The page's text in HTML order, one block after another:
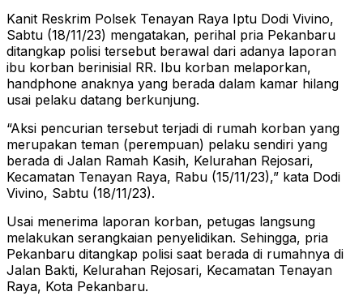
Kanit Reskrim Polsek Tenayan Raya Iptu Dodi Vivino,
Sabtu (18/11/23) mengatakan, perihal pria Pekanbaru
ditangkap polisi tersebut berawal dari adanya laporan
ibu korban berinisial RR. Ibu korban melaporkan,
handphone anaknya yang berada dalam kamar hilang
usai pelaku datang berkunjung.
“Aksi pencurian tersebut terjadi di rumah korban yang
merupakan teman (perempuan) pelaku sendiri yang
berada di Jalan Ramah Kasih, Kelurahan Rejosari,
Kecamatan Tenayan Raya, Rabu (15/11/23),” kata Dodi
Vivino, Sabtu (18/11/23).
Usai menerima laporan korban, petugas langsung
melakukan serangkaian penyelidikan. Sehingga, pria
Pekanbaru ditangkap polisi saat berada di rumahnya di
Jalan Bakti, Kelurahan Rejosari, Kecamatan Tenayan
Raya, Kota Pekanbaru.